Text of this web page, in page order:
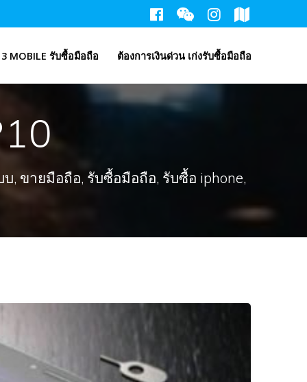
MOBILE รับซื้อมือถือ ต้องการเงินด่วน เก่งรับซื้อมือถือ
, ขายมือถือ, รับซื้อมือถือ, รับซื้อ iphone,